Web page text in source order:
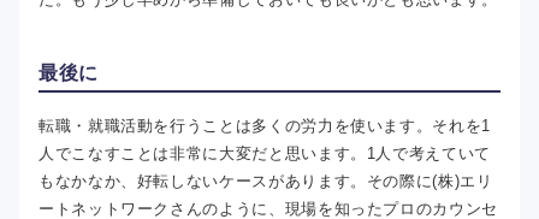
最後に
転職・就職活動を行うことは多くの労力を使います。それを1
人でこなすことは非常に大変だと思います。1人で考えていて
もなかなか、好転しないケースがあります。その際に(株)エリ
ートネットワークさんのように、現場を知ったプロのカウンセ